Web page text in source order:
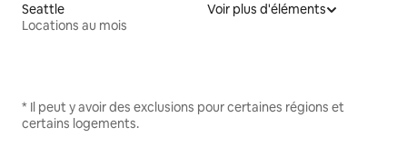
Seattle
Locations au mois
Voir plus d'éléments
* Il peut y avoir des exclusions pour certaines régions et
certains logements.